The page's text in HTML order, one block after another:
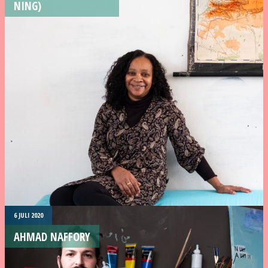
NING)
6 JULI 2020
AHMAD NAFFORY